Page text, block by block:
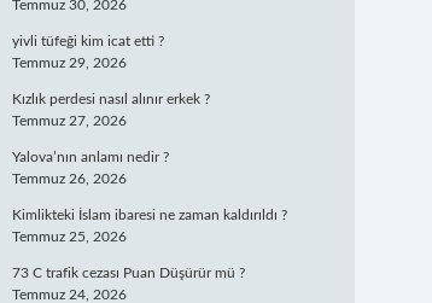
Temmuz 30, 2026
yivli tüfeği kim icat etti ?
Temmuz 29, 2026
Kızlık perdesi nasıl alınır erkek ?
Temmuz 27, 2026
Yalova’nın anlamı nedir ?
Temmuz 26, 2026
Kimlikteki İslam ibaresi ne zaman kaldırıldı ?
Temmuz 25, 2026
73 C trafik cezası Puan Düşürür mü ?
Temmuz 24, 2026